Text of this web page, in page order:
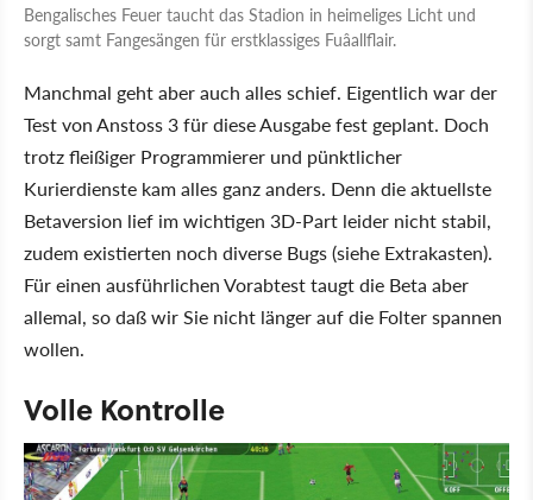
Bengalisches Feuer taucht das Stadion in heimeliges Licht und
sorgt samt Fangesängen für erstklassiges Fuâallflair.
Manchmal geht aber auch alles schief. Eigentlich war der
Test von Anstoss 3 für diese Ausgabe fest geplant. Doch
trotz fleißiger Programmierer und pünktlicher
Kurierdienste kam alles ganz anders. Denn die aktuellste
Betaversion lief im wichtigen 3D-Part leider nicht stabil,
zudem existierten noch diverse Bugs (siehe Extrakasten).
Für einen ausführlichen Vorabtest taugt die Beta aber
allemal, so daß wir Sie nicht länger auf die Folter spannen
wollen.
Volle Kontrolle